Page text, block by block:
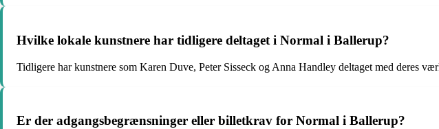
Hvilke lokale kunstnere har tidligere deltaget i Normal i Ballerup?
Tidligere har kunstnere som Karen Duve, Peter Sisseck og Anna Handley deltaget med deres
Er der adgangsbegrænsninger eller billetkrav for Normal i Ballerup?